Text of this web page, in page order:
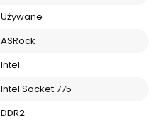
Używane
ASRock
Intel
Intel Socket 775
DDR2